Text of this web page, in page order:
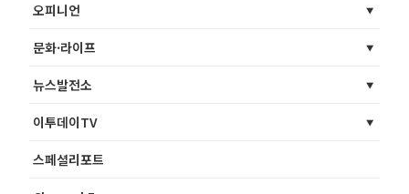
오피니언
문화·라이프
뉴스발전소
이투데이TV
스페셜리포트